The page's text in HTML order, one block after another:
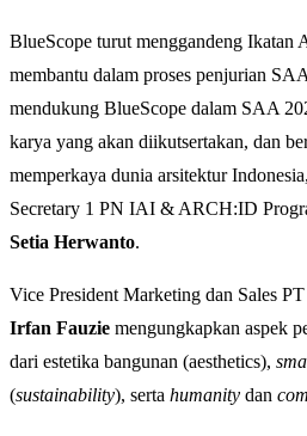
BlueScope turut menggandeng Ikatan
membantu dalam proses penjurian
mendukung BlueScope dalam SAA
karya yang akan diikutsertakan, dan
memperkaya dunia arsitektur
Secretary 1 PN IAI & ARCH:ID
Setia Herwanto.
Vice President Marketing dan Sales
Irfan Fauzie mengungkapkan aspek
dari estetika bangunan (aesthetics),
(sustainability), serta humanity dan